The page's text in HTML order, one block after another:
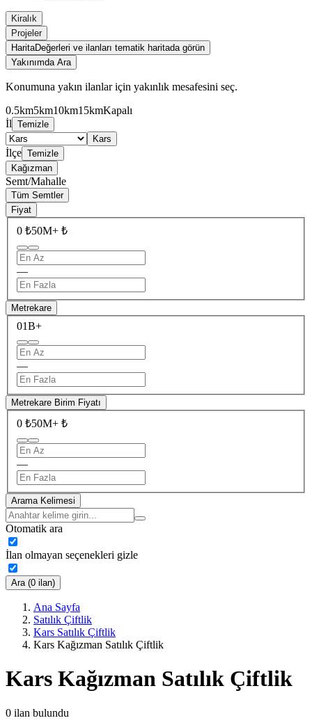
Kiralık
Projeler
HaritaDeğerleri ve ilanları tematik haritada görün
Yakınımda Ara
Konumuna yakın ilanlar için yakınlık mesafesini seç.
0.5km5km10km15kmKapalı
İl Temizle
Kars
İlçe Temizle
Kağızman
Semt/Mahalle
Tüm Semtler
Fiyat
0 ₺50M+ ₺
—
Metrekare
01B+
—
Metrekare Birim Fiyatı
0 ₺50M+ ₺
—
Arama Kelimesi
Otomatik ara
İlan olmayan seçenekleri gizle
Ara (0 ilan)
Ana Sayfa
Satılık Çiftlik
Kars Satılık Çiftlik
Kars Kağızman Satılık Çiftlik
Kars Kağızman Satılık Çiftlik
0 ilan bulundu